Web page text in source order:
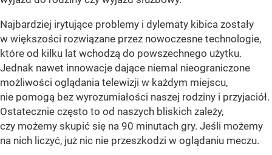
Najbardziej irytujące problemy i dylematy kibica zostały
w większości rozwiązane przez nowoczesne technologie,
które od kilku lat wchodzą do powszechnego użytku.
Jednak nawet innowacje dające niemal nieograniczone
możliwości oglądania telewizji w każdym miejscu,
nie pomogą bez wyrozumiałości naszej rodziny i przyjaciół.
Ostatecznie często to od naszych bliskich zależy,
czy możemy skupić się na 90 minutach gry. Jeśli możemy
na nich liczyć, już nic nie przeszkodzi w oglądaniu meczu.